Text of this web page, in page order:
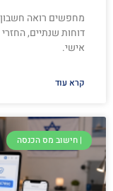
מחפשים רואה חשבון
דוחות שנתיים, החזרי
אישי.
קרא עוד
| חישוב מס הכנסה